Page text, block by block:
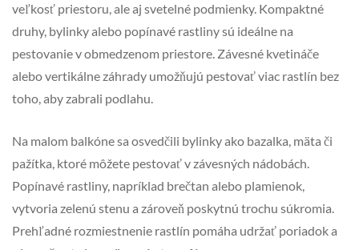
veľkosť priestoru, ale aj svetelné podmienky. Kompaktné
druhy, bylinky alebo popínavé rastliny sú ideálne na
pestovanie v obmedzenom priestore. Závesné kvetináče
alebo vertikálne záhrady umožňujú pestovať viac rastlín bez
toho, aby zabrali podlahu.
Na malom balkóne sa osvedčili bylinky ako bazalka, mäta či
pažítka, ktoré môžete pestovať v závesných nádobách.
Popínavé rastliny, napríklad brečtan alebo plamienok,
vytvoria zelenú stenu a zároveň poskytnú trochu súkromia.
Prehľadné rozmiestnenie rastlín pomáha udržať poriadok a